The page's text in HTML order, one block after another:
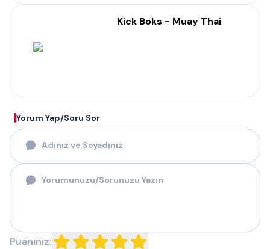
Kick Boks - Muay Thai
Yorum Yap/Soru Sor
Puanınız: